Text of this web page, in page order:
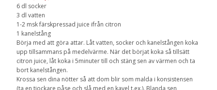
6 dl socker
3 dl vatten
1-2 msk färskpressad juice ifrån citron
1 kanelstång
Börja med att göra attar. Låt vatten, socker och kanelstången koka
upp tillsammans på medelvärme. När det börjat koka så tillsätt
citron juice, låt koka i 5minuter till och stäng sen av värmen och ta
bort kanelstången.
Krossa sen dina nötter så att dom blir som malda i konsistensen
(ta en tjockare påse och slå med en kavel t.ex.). Blanda sen